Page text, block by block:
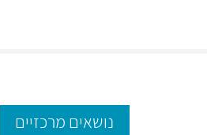
נושאים מרכזיים